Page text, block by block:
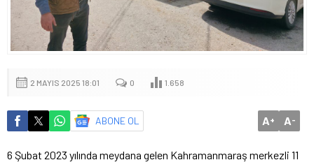
2 MAYIS 2025 18:01 0 1.658
ABONE OL A+ A-
6 Şubat 2023 yılında meydana gelen Kahramanmaraş merkezli 11